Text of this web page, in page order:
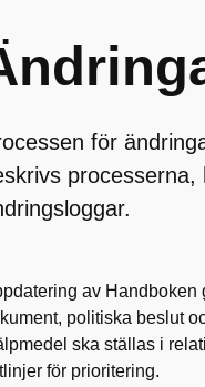
för
av Handboken
politiska beslut
ska ställas i
för prioritering.